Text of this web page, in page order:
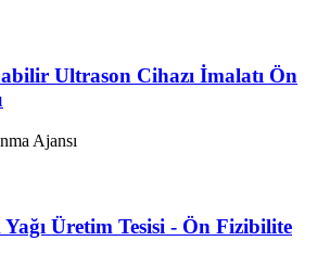
Ultrason Cihazı İmalatı Ön
Ajansı
Üretim Tesisi - Ön Fizibilite